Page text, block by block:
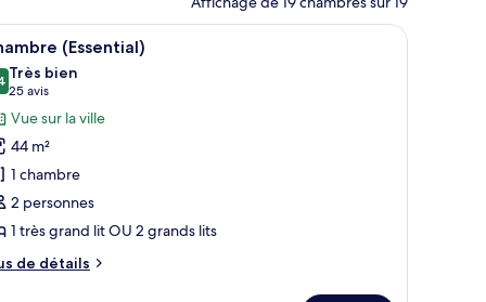
sur la ville.
des coupes de champagne sur un balcon d’où l’on peut admirer la vue
:
Un homme et une femme trinquent avec
2 (Essential)
sur 10
Très bien
25 avis
(25 avis)
Vue sur la ville
44 m²
1 chambre
2 personnes
1 très grand lit OU 2 grands lits
de détails